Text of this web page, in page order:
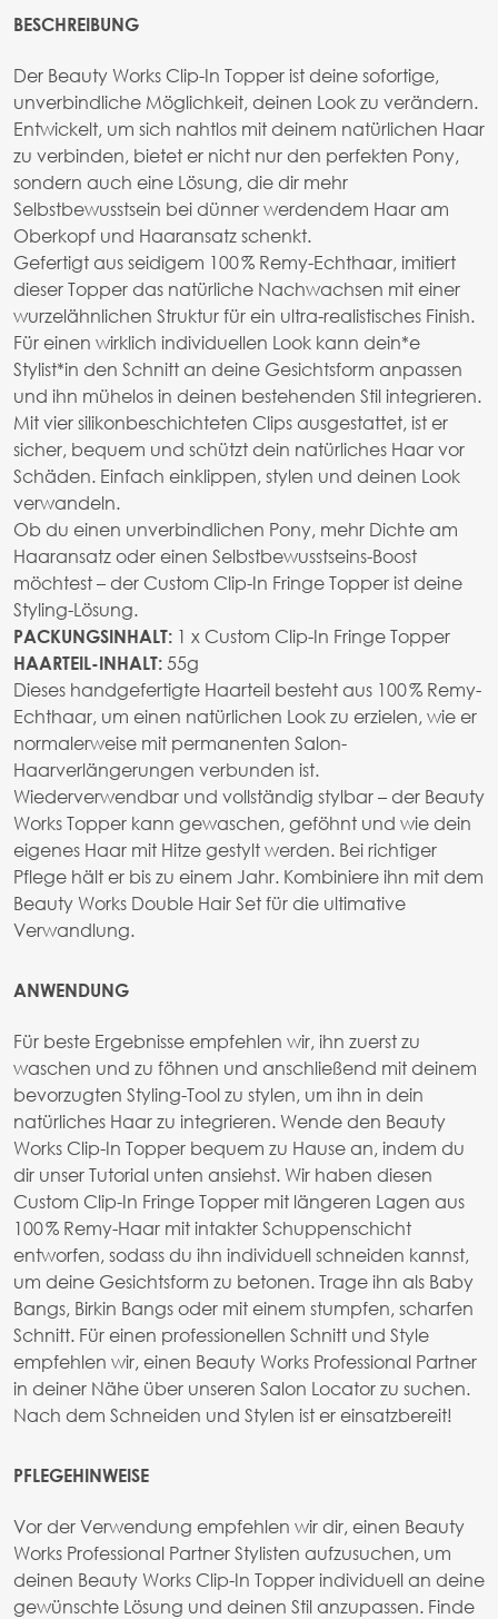
BESCHREIBUNG
Der Beauty Works Clip-In Topper ist deine sofortige,
unverbindliche Möglichkeit, deinen Look zu verändern.
Entwickelt, um sich nahtlos mit deinem natürlichen Haar
zu verbinden, bietet er nicht nur den perfekten Pony,
sondern auch eine Lösung, die dir mehr
Selbstbewusstsein bei dünner werdendem Haar am
Oberkopf und Haaransatz schenkt.
Gefertigt aus seidigem 100 % Remy-Echthaar, imitiert
dieser Topper das natürliche Nachwachsen mit einer
wurzelähnlichen Struktur für ein ultra-realistisches Finish.
Für einen wirklich individuellen Look kann dein*e
Stylist*in den Schnitt an deine Gesichtsform anpassen
und ihn mühelos in deinen bestehenden Stil integrieren.
Mit vier silikonbeschichteten Clips ausgestattet, ist er
sicher, bequem und schützt dein natürliches Haar vor
Schäden. Einfach einklippen, stylen und deinen Look
verwandeln.
Ob du einen unverbindlichen Pony, mehr Dichte am
Haaransatz oder einen Selbstbewusstseins-Boost
möchtest – der Custom Clip-In Fringe Topper ist deine
Styling-Lösung.
PACKUNGSINHALT: 1 x Custom Clip-In Fringe Topper
HAARTEIL-INHALT: 55g
Dieses handgefertigte Haarteil besteht aus 100 % Remy-
Echthaar, um einen natürlichen Look zu erzielen, wie er
normalerweise mit permanenten Salon-
Haarverlängerungen verbunden ist.
Wiederverwendbar und vollständig stylbar – der Beauty
Works Topper kann gewaschen, geföhnt und wie dein
eigenes Haar mit Hitze gestylt werden. Bei richtiger
Pflege hält er bis zu einem Jahr. Kombiniere ihn mit dem
Beauty Works Double Hair Set für die ultimative
Verwandlung.
ANWENDUNG
Für beste Ergebnisse empfehlen wir, ihn zuerst zu
waschen und zu föhnen und anschließend mit deinem
bevorzugten Styling-Tool zu stylen, um ihn in dein
natürliches Haar zu integrieren. Wende den Beauty
Works Clip-In Topper bequem zu Hause an, indem du
dir unser Tutorial unten ansiehst. Wir haben diesen
Custom Clip-In Fringe Topper mit längeren Lagen aus
100 % Remy-Haar mit intakter Schuppenschicht
entworfen, sodass du ihn individuell schneiden kannst,
um deine Gesichtsform zu betonen. Trage ihn als Baby
Bangs, Birkin Bangs oder mit einem stumpfen, scharfen
Schnitt. Für einen professionellen Schnitt und Style
empfehlen wir, einen Beauty Works Professional Partner
in deiner Nähe über unseren Salon Locator zu suchen.
Nach dem Schneiden und Stylen ist er einsatzbereit!
PFLEGEHINWEISE
Vor der Verwendung empfehlen wir dir, einen Beauty
Works Professional Partner Stylisten aufzusuchen, um
deinen Beauty Works Clip-In Topper individuell an deine
gewünschte Lösung und deinen Stil anzupassen. Finde